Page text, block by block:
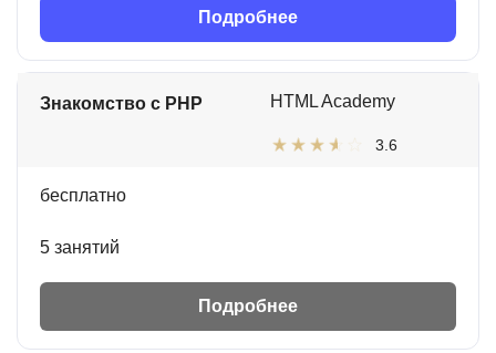
Подробнее
Знакомство с PHP HTML Academy
3.6
бесплатно
5 занятий
Подробнее